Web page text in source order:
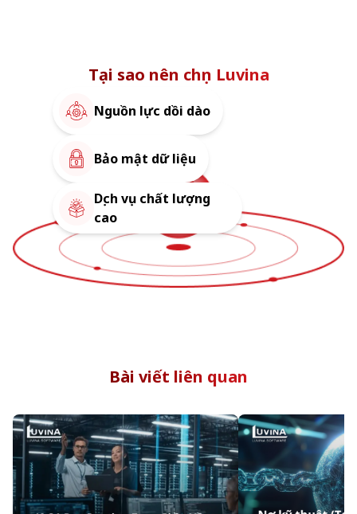
Tại sao nên chọn Luvina
Nguồn lực dồi dào
Bảo mật dữ liệu
Dịch vụ chất lượng
cao
Bài viết liên quan